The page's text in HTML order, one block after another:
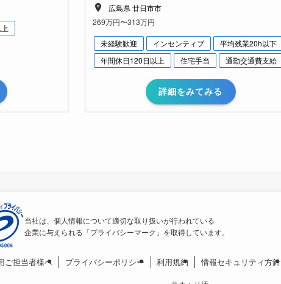
広島県 廿日市市
269万円〜313万円
未経験歓迎 インセンティブ
平均残業20h以下
年間休日120日以上
住宅手当 通勤交通費支給
詳細をみてみる
当社は、個人情報について適切な取り扱いが行われている
企業に与えられる「プライバシーマーク」を取得しています。
ご担当者様へ プライバシーポリシー 利用規約 情報セキュリティ方針